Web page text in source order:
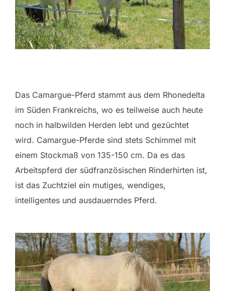
Das Camargue-Pferd stammt aus dem Rhonedelta
im Süden Frankreichs, wo es teilweise auch heute
noch in halbwilden Herden lebt und gezüchtet
wird. Camargue-Pferde sind stets Schimmel mit
einem Stockmaß von 135-150 cm. Da es das
Arbeitspferd der südfranzösischen Rinderhirten ist,
ist das Zuchtziel ein mutiges, wendiges,
intelligentes und ausdauerndes Pferd.